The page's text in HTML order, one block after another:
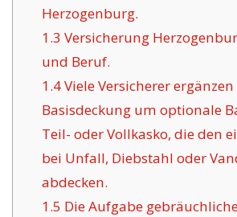
Herzogenburg.
1.3 Versicherung
und Beruf.
1.4Viele Versicherer
Basisdeckung um optionale
Teil- oder Vollkasko, die den
bei Unfall, Diebstahl oder
abdecken.
1.5 Die Aufgabe